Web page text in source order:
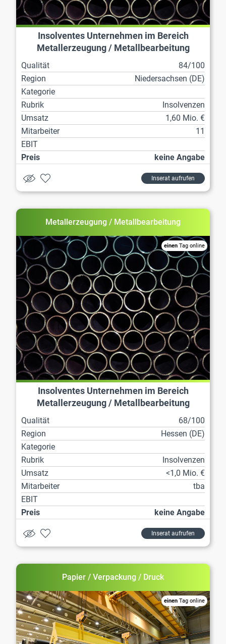
Insolventes Unternehmen im Bereich
Metallerzeugung / Metallbearbeitung
Qualität
84/100
Region
Niedersachsen (DE)
Kategorie
Rubrik
Insolvenzen
Umsatz
1,60 Mio. €
Mitarbeiter
11
EBIT
Preis
keine Angabe
Inserat aufrufen
Metallerzeugung / Metallbearbeitung
einen Tag online
Insolventes Unternehmen im Bereich
Metallerzeugung / Metallbearbeitung
Qualität
68/100
Region
Hessen (DE)
Kategorie
Rubrik
Insolvenzen
Umsatz
<1,0 Mio. €
Mitarbeiter
tba
EBIT
Preis
keine Angabe
Inserat aufrufen
Papier / Verpackung / Druck
einen Tag online